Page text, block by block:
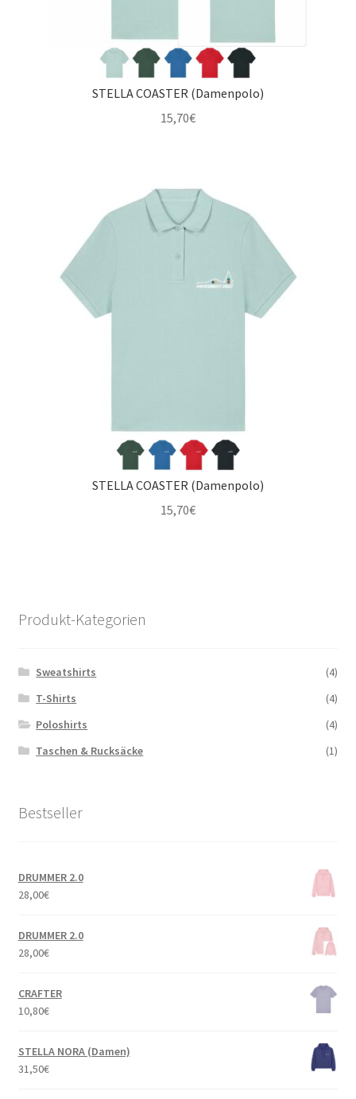
STELLA COASTER (Damenpolo)
15,70€
STELLA COASTER (Damenpolo)
15,70€
Produkt-Kategorien
Sweatshirts
(4)
T-Shirts
(4)
Poloshirts
(4)
Taschen & Rucksäcke
(1)
Bestseller
DRUMMER 2.0
28,00€
DRUMMER 2.0
28,00€
CRAFTER
10,80€
STELLA NORA (Damen)
31,50€